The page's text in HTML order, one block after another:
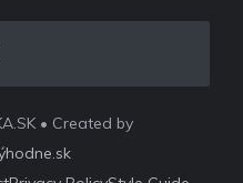
• Created by